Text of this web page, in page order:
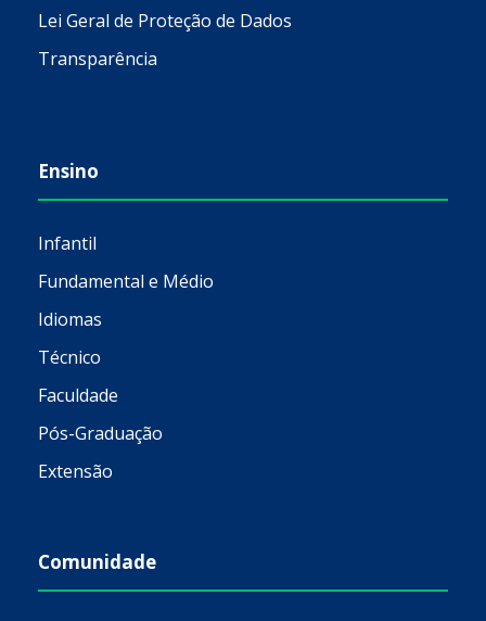
Lei Geral de Proteção de Dados
Transparência
Ensino
Infantil
Fundamental e Médio
Idiomas
Técnico
Faculdade
Pós-Graduação
Extensão
Comunidade